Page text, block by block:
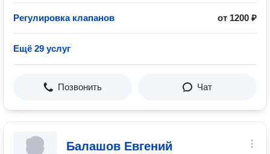
Регулировка клапанов от 1200 ₽
Ещё 29 услуг
Позвонить Чат
Балашов Евгений